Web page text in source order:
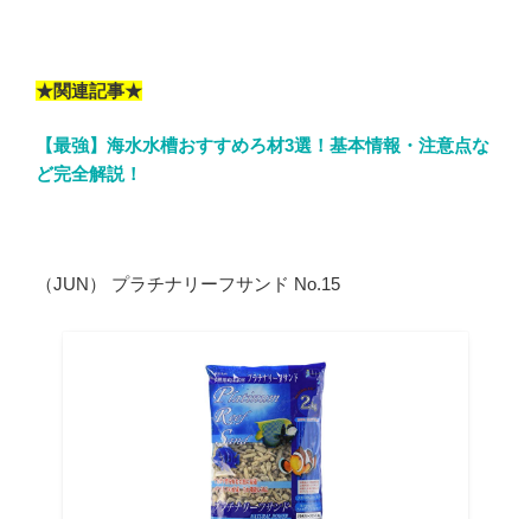
★関連記事★
【最強】海水水槽おすすめろ材3選！基本情報・注意点な
ど完全解説！
（JUN） プラチナリーフサンド No.15